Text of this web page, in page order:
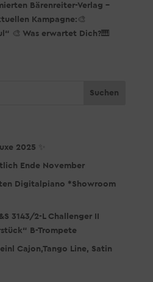
Bärenreiter-Verlag –
Kampagne:🎨
🎨 Was erwartet Dich?🎹
2025 ✨
Ende November
Digitalpiano *Showroom
3143/2-L Challenger II
B-Trompete
Cajon,Tango Line, Satin